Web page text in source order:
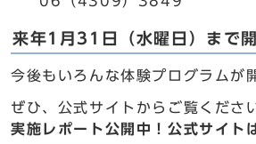
来年1月31日（水曜日）まで開
今後もいろんな体験プログラムが
ぜひ、公式サイトからご覧くださ
実施レポート公開中！公式サイト